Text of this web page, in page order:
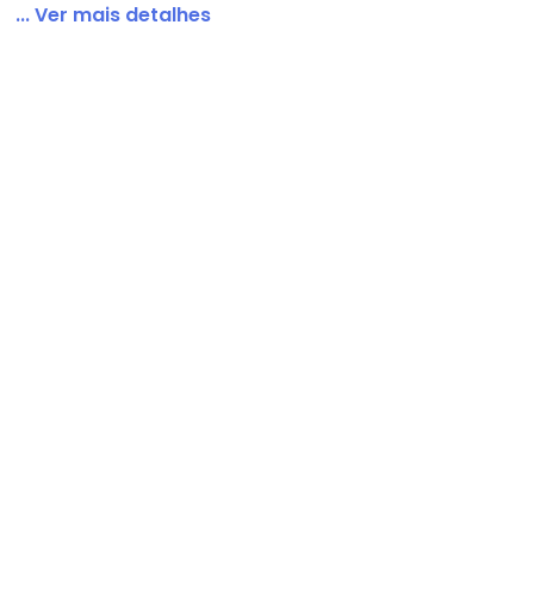
... Ver mais detalhes